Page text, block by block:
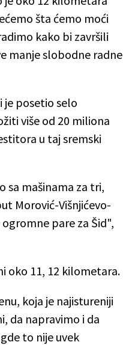
šta ćemo moći
kako bi završili
manje slobodne radne
je posetio selo
više od 20 miliona
u taj sremski
sa mašinama za tri,
Morović-Višnjićevo-
pare za Šid",
oko 11, 12 kilometara.
koja je najistureniji
da napravimo i da
to nije uvek